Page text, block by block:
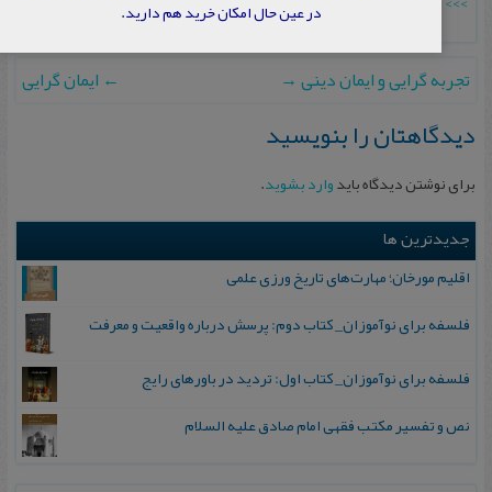
← ایمان گرایی تجربه گرایی و ایمان دینی→
دیدگاهتان را بنویسید
برای نوشتن دیدگاه بایدوارد بشوید.
جدیدترین ها
اقلیم مورخان؛ مهارت‌های تاریخ ورزی علمی
فلسفه برای نوآموزان_ کتاب دوم: پرسش درباره واقعیت و معرفت
فلسفه برای نوآموزان_ کتاب اول: تردید در باورهای رایج
نص و تفسیر مکتب فقهی امام صادق علیه السلام
در عین حال امکان خرید هم دارید.